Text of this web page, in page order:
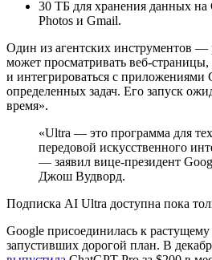
30 ТБ для хранения данных на
Photos и Gmail.
Один из агентских инструментов
может просматривать веб-
и интегрироваться с приложениями
определенных задач. Его запуск
время».
«Ultra — это программа для
передовой искусственного
— заявил вице-президент
Джош Вудворд.
Подписка AI Ultra доступна пока
Google присоединилась к
запустивших дорогой план. В